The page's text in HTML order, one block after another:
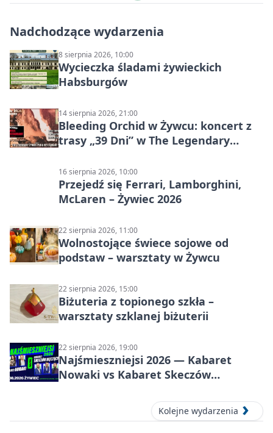
Nadchodzące wydarzenia
8 sierpnia 2026, 10:00
Wycieczka śladami żywieckich
Habsburgów
14 sierpnia 2026, 21:00
Bleeding Orchid w Żywcu: koncert z
trasy „39 Dni” w The Legendary
16 sierpnia 2026, 10:00
Przejedź się Ferrari, Lamborghini,
McLaren – Żywiec 2026
22 sierpnia 2026, 11:00
Wolnostojące świece sojowe od
podstaw – warsztaty w Żywcu
22 sierpnia 2026, 15:00
Biżuteria z topionego szkła –
warsztaty szklanej biżuterii
22 sierpnia 2026, 19:00
Najśmieszniejsi 2026 — Kabaret
Nowaki vs Kabaret Skeczów
Kolejne wydarzenia